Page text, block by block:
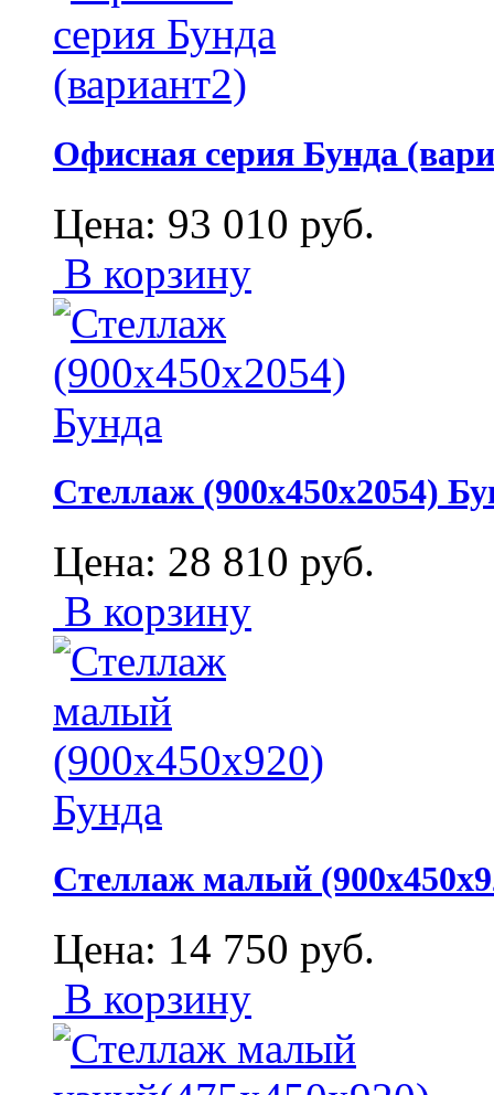
Офисная серия Бунда
Цена: 93 010 руб.
В корзину
Стеллаж (900х450х2054)
Цена: 28 810 руб.
В корзину
Стеллаж малый
Цена: 14 750 руб.
В корзину